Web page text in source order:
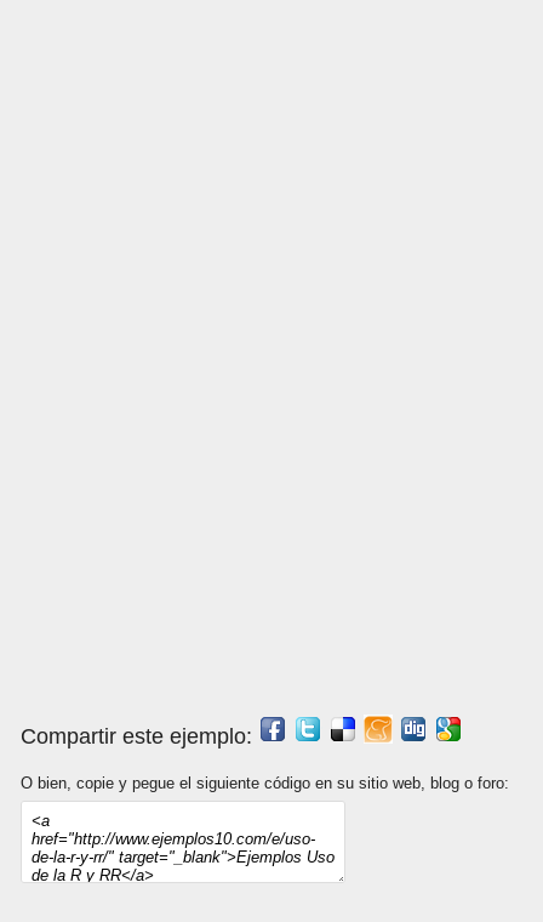
Compartir este ejemplo:
O bien, copie y pegue el siguiente código en su sitio web, blog o foro: